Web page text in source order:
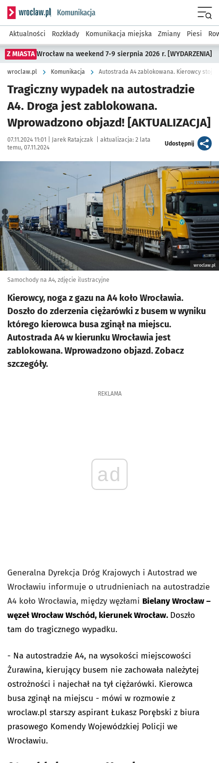
Serwis informacyjny wroclaw.pl podserwis: Komunikacja
Aktualności Rozkłady Komunikacja miejska Zmiany Piesi
Z MIASTA Wrocław na weekend 7-9 sierpnia 2026 r. [WYDARZENIA]
wroclaw.pl Komunikacja Autostrada A4 zablokowana. Kierowcy stoją
Tragiczny wypadek na autostradzie
A4. Droga jest zablokowana.
Wprowadzono objazd! [AKTUALIZACJA]
Data publikacji:
07.11.2024 11:01 | Autor:
Jarek Ratajczak aktualizacja: 2 lata
temu, 07.11.2024
Udostępnijartykuł
wroclaw.pl
Samochody na A4, zdjęcie ilustracyjne
Kierowcy, noga z gazu na A4 koło Wrocławia.
Doszło do zderzenia ciężarówki z busem w wyniku
którego kierowca busa zginął na miejscu.
Autostrada A4 w kierunku Wrocławia jest
zablokowana. Wprowadzono objazd. Zobacz
szczegóły.
REKLAMA
ad
Generalna Dyrekcja Dróg Krajowych i Autostrad we
Wrocławiu informuje o utrudnieniach na autostradzie
A4 koło Wrocławia, między węzłami Bielany Wrocław –
węzeł Wrocław Wschód, kierunek Wrocław. Doszło
tam do tragicznego wypadku.
- Na autostradzie A4, na wysokości miejscowości
Żurawina, kierujący busem nie zachowała należytej
ostrożności i najechał na tył ciężarówki. Kierowca
busa zginął na miejscu - mówi w rozmowie z
wroclaw.pl starszy aspirant Łukasz Porębski z biura
prasowego Komendy Wojewódzkiej Policji we
Wrocławiu.